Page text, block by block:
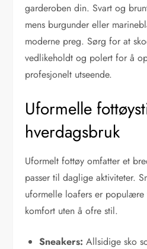
garderoben din. Svart og
mens burgunder eller
moderne preg. Sørg for at
vedlikeholdt og polert for å
profesjonelt utseende.
Uformelle
hverdagsbruk
Uformelt fottøy omfatter et
passer til daglige aktiviteter.
uformelle loafers er
komfort uten å ofre stil.
Sneakers: Allsidige sko